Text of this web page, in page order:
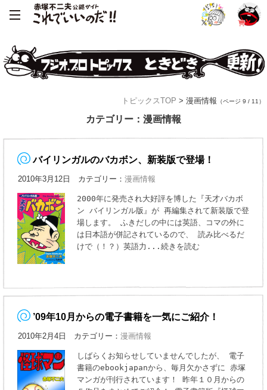
トピックスTOP > 漫画情報 （ページ 9 / 11）
カテゴリー：漫画情報
バイリンガルのバカボン、新装版で登場！
2010年3月12日 カテゴリー：漫画情報
2000年に発売され大好評を博した『天才バカボ
ン バイリンガル版』が 再編集されて新装版で登
場します。 ふきだしの中には英語、コマの外に
は日本語が併記されているので、 読み比べるだ
けで（！？）英語力 ...続きを読む
’09年10月からの電子書籍を一気にご紹介！
2010年2月4日 カテゴリー：漫画情報
しばらくお知らせしていませんでしたが、 電子
書籍のebookjapanから、毎月欠かさずに 赤塚
マンガが刊行されています！ 昨年１０月からの